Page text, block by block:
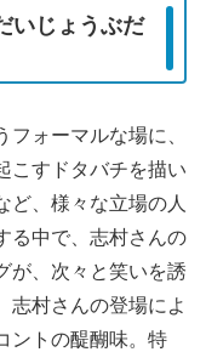
いじょうぶだ
フォーマルな場に、
こすドタバチを描い
ど、様々な立場の人
る中で、志村さんの
が、次々と笑いを誘
志村さんの登場によ
ントの醍醐味。特